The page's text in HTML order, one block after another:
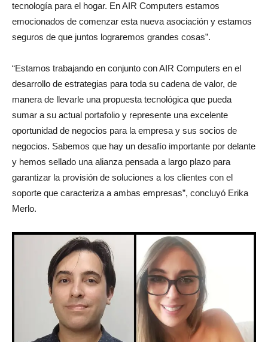
tecnología para el hogar. En AIR Computers estamos
emocionados de comenzar esta nueva asociación y estamos
seguros de que juntos lograremos grandes cosas”.
“Estamos trabajando en conjunto con AIR Computers en el
desarrollo de estrategias para toda su cadena de valor, de
manera de llevarle una propuesta tecnológica que pueda
sumar a su actual portafolio y represente una excelente
oportunidad de negocios para la empresa y sus socios de
negocios. Sabemos que hay un desafío importante por delante
y hemos sellado una alianza pensada a largo plazo para
garantizar la provisión de soluciones a los clientes con el
soporte que caracteriza a ambas empresas”, concluyó Erika
Merlo.